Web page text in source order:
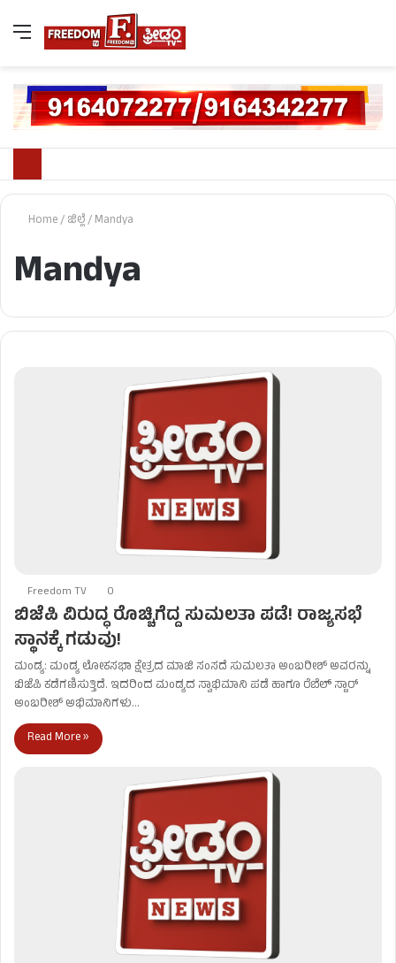
Home/ಜಿಲ್ಲೆ/Mandya
Mandya
Freedom TV 0
ಬಿಜೆಪಿ ವಿರುದ್ಧ ರೊಚ್ಚಿಗೆದ್ದ ಸುಮಲತಾ ಪಡೆ! ರಾಜ್ಯಸಭೆ
ಸ್ಥಾನಕ್ಕೆ ಗಡುವು!
ಮಂಡ್ಯ: ಮಂಡ್ಯ ಲೋಕಸಭಾ ಕ್ಷೇತ್ರದ ಮಾಜಿ ಸಂಸದೆ ಸುಮಲತಾ ಅಂಬರೀಶ್ ಅವರನ್ನು
ಬಿಜೆಪಿ ಕಡೆಗಣಿಸುತ್ತಿದೆ. ಇದರಿಂದ ಮಂಡ್ಯದ ಸ್ವಾಭಿಮಾನಿ ಪಡೆ ಹಾಗೂ ರೆಬೆಲ್ ಸ್ಟಾರ್
ಅಂಬರೀಶ್ ಅಭಿಮಾನಿಗಳು…
Read More »